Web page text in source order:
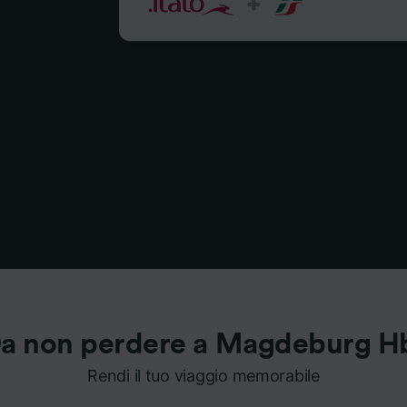
non perdere a Magdeburg
Rendi il tuo viaggio memorabile